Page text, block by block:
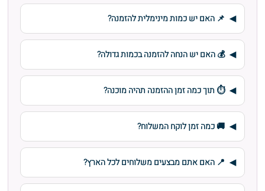
📌 האם יש כמות מינימלית להזמנה?
💰 האם יש הנחה להזמנה בכמות גדולה?
⏱️ תוך כמה זמן ההזמנה תהיה מוכנה?
🚚 כמה זמן לוקח המשלוח?
📍 האם אתם מבצעים משלוחים לכל הארץ?